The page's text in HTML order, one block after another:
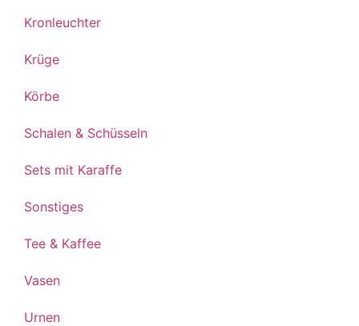
Kronleuchter
Krüge
Körbe
Schalen & Schüsseln
Sets mit Karaffe
Sonstiges
Tee & Kaffee
Vasen
Urnen